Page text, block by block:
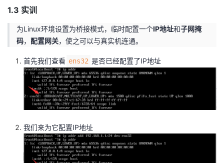
1.3 实训
为Linux环境设置为桥接模式，临时配置一个IP地址和子网掩
码， 配置网关，使之可以与真实机连通。
首先我们查看 ens32 是否已经配置了IP地址
我们来为它配置IP地址